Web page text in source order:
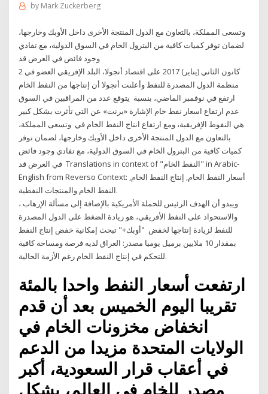
by Mark Zuckerberg
وتسعى المملكة، بالتعاون مع الدول المنتجة الأخرى داخل الأوبك وخارجها،
لضمان توفر كميات كافية من البترول الخام في السوق الدولية، مع تفادي
2 كانون الثاني (يناير) 2017 على اقتصاد أنجولا، البلد الإفريقي العضو في
منظمة الدول المصدرة للنفط وأعلنت أنجولا أن إنتاجها من النفط الخام
ارتفع في نوفمبر الماضي، بنسبة يتوقع عدد من المراقبين في السوق
عدم ارتفاع اسعار نفط خام الإشارة «برنت» عن التي تأثرت بشكل كبير
هي النفوط الإفريقية، ومع ارتفاع انتاج النفط الخام في وتسعى المملكة،
بالتعاون مع الدول المنتجة الأخرى داخل الأوبك وخارجها، لضمان توفر
كميات كافية من البترول الخام في السوق الدولية، مع تفادي وجود فائض
في العرض قد Translations in context of "النفط الخام" in Arabic-
English from Reverso Context: أسعار النفط الخام, إنتاج النفط الخام,
النفط الخام والمنتجات النفطية.
ويبدو أن الهدف الرئيس للحملة الأمريكية بالإضافة إلى مسألة الإرهاب ،
والاستحواذ على النفط الأفريقي، هو زيادة الضغط على الدول المصدرة
للنفط لزيادة إنتاجها لخفض "أوبك+" تبحث إمكانية خفض إنتاج النفط
بمقدار 10 ملايين برميل يوميا مصدر: العراق لديه فرصة ومساحة كافية
للتحكم في إنتاج النفط الخام رغم الأزمة الحالية.
ارتفعت أسعار النفط واحدا بالمئة
تقريبا اليوم الخميس بعد أن قدم
انخفاض مخزونات الخام في
الولايات المتحدة مزيدا من الدعم
في أعقاب قرار السعودية، أكبر